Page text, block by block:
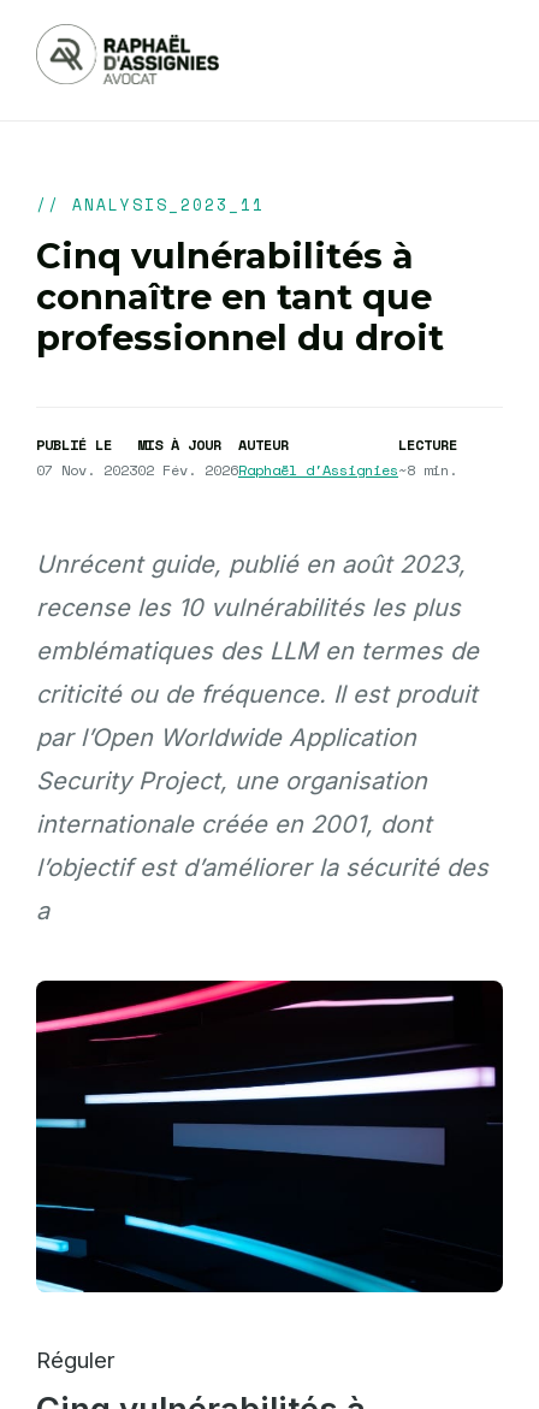
// ANALYSIS_2023_11
Cinq vulnérabilités à
connaître en tant que
professionnel du droit
PUBLIÉ LE
07 Nov. 2023
MIS À JOUR
02 Fév. 2026
AUTEUR
Raphaël d'Assignies
LECTURE
~8 min.
Unrécent guide, publié en août 2023,
recense les 10 vulnérabilités les plus
emblématiques des LLM en termes de
criticité ou de fréquence. Il est produit
par l’Open Worldwide Application
Security Project, une organisation
internationale créée en 2001, dont
l’objectif est d’améliorer la sécurité des
a
Réguler